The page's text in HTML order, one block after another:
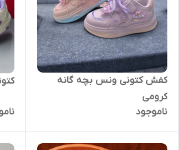
کفش کتونی ونس بچه گانه
کرومی
ناموجود
کتونی